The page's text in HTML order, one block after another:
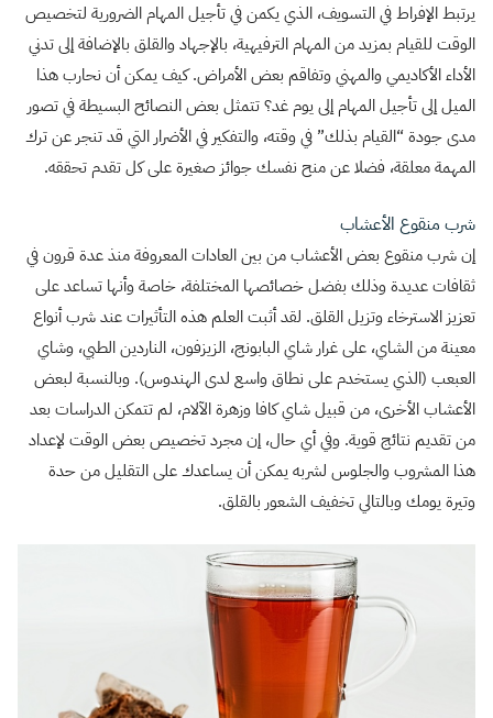
يرتبط الإفراط في التسويف، الذي يكمن في تأجيل المهام الضرورية لتخصيص
الوقت للقيام بمزيد من المهام الترفيهية، بالإجهاد والقلق بالإضافة إلى تدني
الأداء الأكاديمي والمهني وتفاقم بعض الأمراض. كيف يمكن أن نحارب هذا
الميل إلى تأجيل المهام إلى يوم غد؟ تتمثل بعض النصائح البسيطة في تصور
مدى جودة “القيام بذلك” في وقته، والتفكير في الأضرار التي قد تنجر عن ترك
المهمة معلقة، فضلا عن منح نفسك جوائز صغيرة على كل تقدم تحققه.
شرب منقوع الأعشاب
إن شرب منقوع بعض الأعشاب من بين العادات المعروفة منذ عدة قرون في
ثقافات عديدة وذلك بفضل خصائصها المختلفة، خاصة وأنها تساعد على
تعزيز الاسترخاء وتزيل القلق. لقد أثبت العلم هذه التأثيرات عند شرب أنواع
معينة من الشاي، على غرار شاي البابونج، الزيزفون، الناردين الطبي، وشاي
العبعب (الذي يستخدم على نطاق واسع لدى الهندوس). وبالنسبة لبعض
الأعشاب الأخرى، من قبيل شاي كافا وزهرة الآلام، لم تتمكن الدراسات بعد
من تقديم نتائج قوية. وفي أي حال، إن مجرد تخصيص بعض الوقت لإعداد
هذا المشروب والجلوس لشربه يمكن أن يساعدك على التقليل من حدة
وتيرة يومك وبالتالي تخفيف الشعور بالقلق.